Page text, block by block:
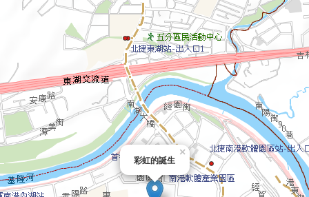
彩虹的誕生
×